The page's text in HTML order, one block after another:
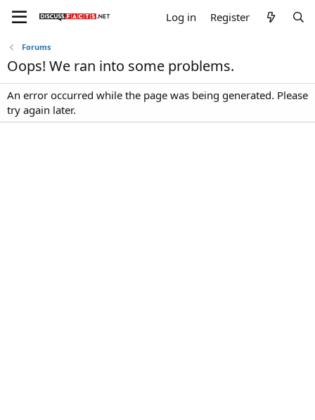
Log in Register
Forums
Oops! We ran into some problems.
An error occurred while the page was being generated. Please
try again later.